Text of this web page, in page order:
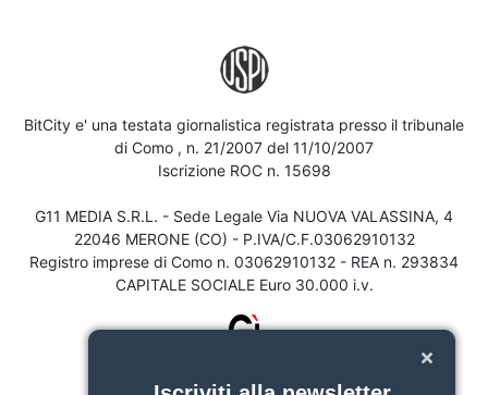
BitCity e' una testata giornalistica registrata presso il tribunale
di Como , n. 21/2007 del 11/10/2007
Iscrizione ROC n. 15698
G11 MEDIA S.R.L. - Sede Legale Via NUOVA VALASSINA, 4
22046 MERONE (CO) - P.IVA/C.F.03062910132
Registro imprese di Como n. 03062910132 - REA n. 293834
CAPITALE SOCIALE Euro 30.000 i.v.